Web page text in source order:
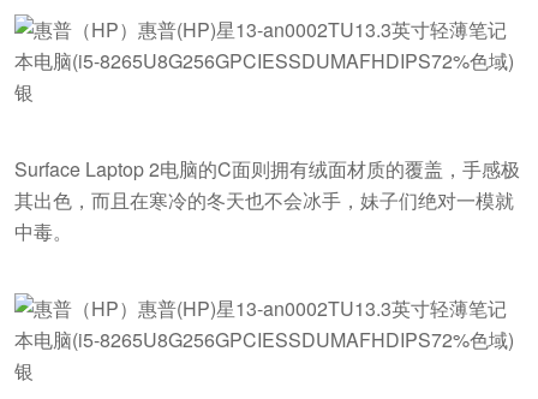
Surface Laptop 2电脑的C面则拥有绒面材质的覆盖，手感极
其出色，而且在寒冷的冬天也不会冰手，妹子们绝对一模就
中毒。